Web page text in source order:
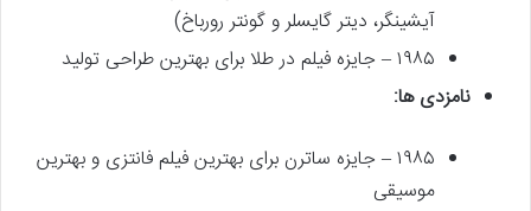
آیشینگر، دیتر گایسلر و گونتر رورباخ)
۱۹۸۵ – جایزه فیلم در طلا برای بهترین طراحی تولید
نامزدی ها:
۱۹۸۵ – جایزه ساترن برای بهترین فیلم فانتزی و بهترین
موسیقی